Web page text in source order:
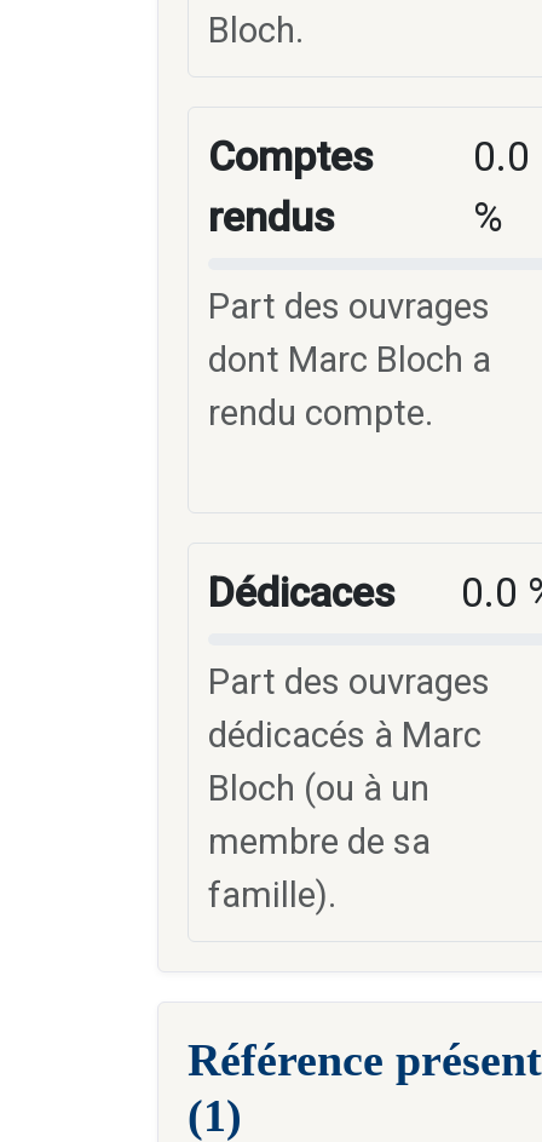
Bloch.
Comptes
rendus
0.0
%
Part des ouvrages
dont Marc Bloch a
rendu compte.
Dédicaces 0.0
Part des ouvrages
dédicacés à Marc
Bloch (ou à un
membre de sa
famille).
Référence
(1)